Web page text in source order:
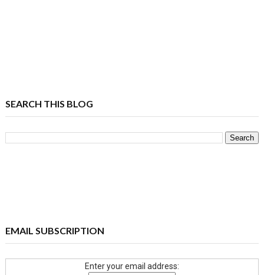
SEARCH THIS BLOG
EMAIL SUBSCRIPTION
Enter your email address: